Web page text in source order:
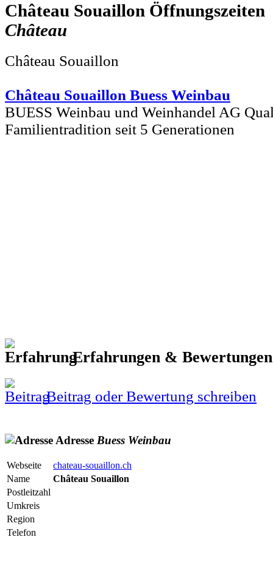
Château Souaillon
Château
Château Souaillon
Château Souaillon Buess Weinbau
BUESS Weinbau und Weinhandel AG
Familientradition seit 5 Generationen
Erfahrungen &
Beitrag oder Bewertung schreiben
Adresse Buess Weinbau
Webseite
chateau-souaillon.ch
Name
Château Souaillon
Postleitzahl
Umkreis
Region
Telefon